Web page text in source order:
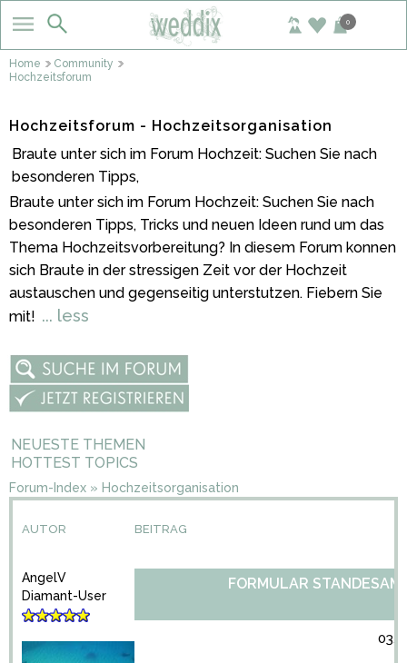
0
Home
Community
Hochzeitsforum
Hochzeitsforum - Hochzeitsorganisation
Braute unter sich im Forum Hochzeit: Suchen Sie nach
besonderen Tipps,
Braute unter sich im Forum Hochzeit: Suchen Sie nach
besonderen Tipps, Tricks und neuen Ideen rund um das
Thema Hochzeitsvorbereitung? In diesem Forum konnen
sich Braute in der stressigen Zeit vor der Hochzeit
austauschen und gegenseitig unterstutzen. Fiebern Sie
mit! ... less
NEUESTE THEMEN
HOTTEST TOPICS
Forum-Index » Hochzeitsorganisation
AUTOR BEITRAG
AngelV
Diamant-User
FORMULAR
03/